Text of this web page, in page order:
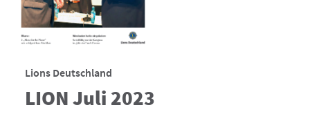
Lions Deutschland
LION Juli 2023